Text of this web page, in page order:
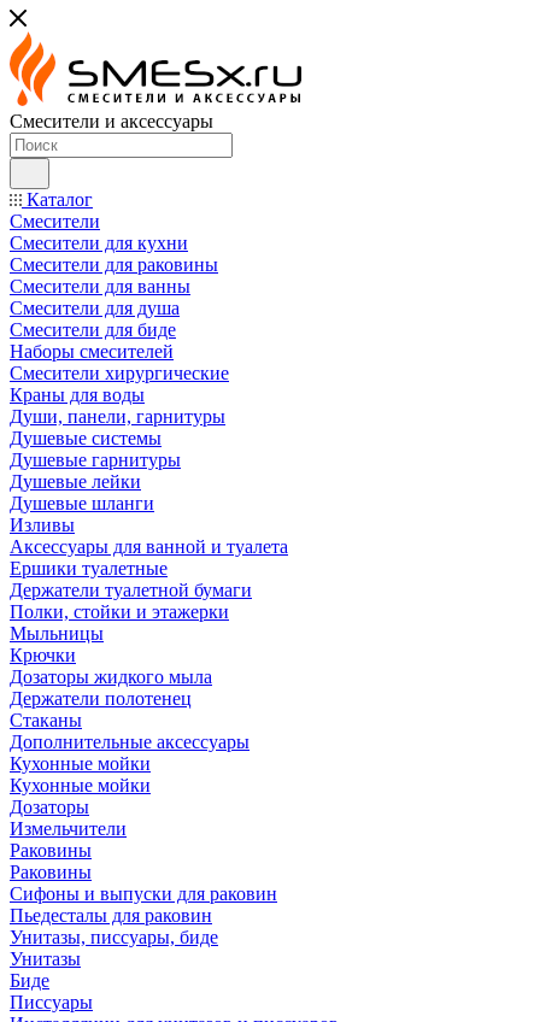
Смесители и аксессуары
Каталог
Смесители
Смесители для кухни
Смесители для раковины
Смесители для ванны
Смесители для душа
Смесители для биде
Наборы смесителей
Смесители хирургические
Краны для воды
Души, панели, гарнитуры
Душевые системы
Душевые гарнитуры
Душевые лейки
Душевые шланги
Изливы
Аксессуары для ванной и туалета
Ершики туалетные
Держатели туалетной бумаги
Полки, стойки и этажерки
Мыльницы
Крючки
Дозаторы жидкого мыла
Держатели полотенец
Стаканы
Дополнительные аксессуары
Кухонные мойки
Кухонные мойки
Дозаторы
Измельчители
Раковины
Раковины
Сифоны и выпуски для раковин
Пьедесталы для раковин
Унитазы, писсуары, биде
Унитазы
Биде
Писсуары